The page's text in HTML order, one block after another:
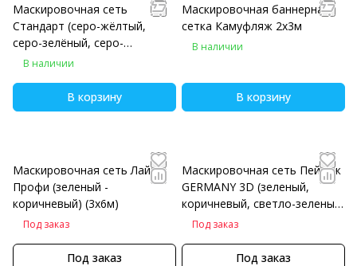
Маскировочная сеть
Стандарт (серо-жёлтый,
серо-зелёный, серо-
коричневый) (2х5 м)
В наличии
В корзину
Маскировочная баннерная
сетка Камуфляж 2х3м
В наличии
В корзину
Маскировочная сеть Лайт-
Профи (зеленый -
коричневый) (3х6м)
Под заказ
Под заказ
Маскировочная сеть Пейзаж
GERMANY 3D (зеленый,
коричневый, светло-зеленый)
(2,2х6м)
Под заказ
Под заказ